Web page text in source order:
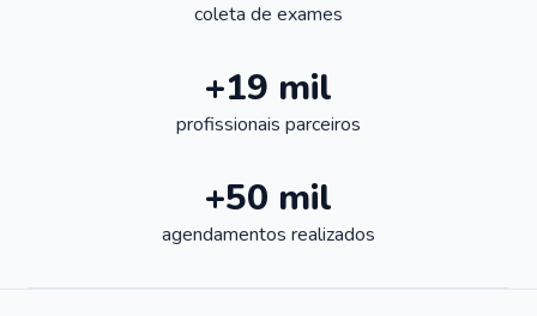
coleta de exames
+19 mil
profissionais parceiros
+50 mil
agendamentos realizados